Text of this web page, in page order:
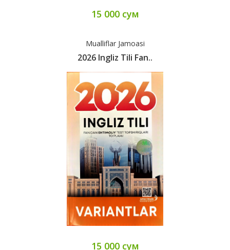
15 000 сум
Mualliflar Jamoasi
2026 Ingliz Tili Fan..
15 000 сум